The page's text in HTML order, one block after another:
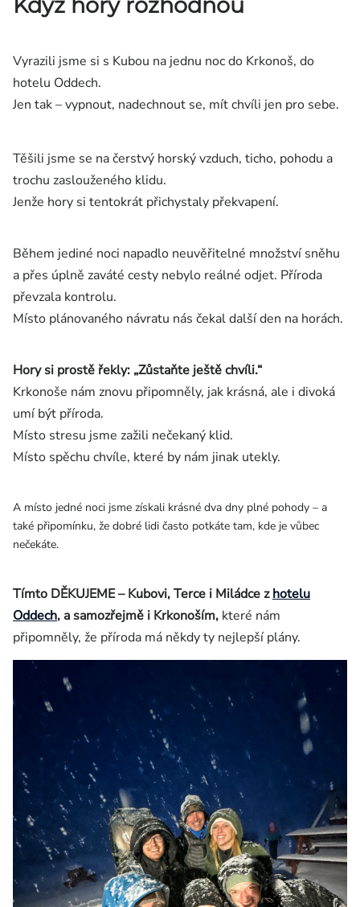
Přihlášení
Vyrazili jsme si s Kubou na jednu noc do Krkonoš, do
hotelu Oddech.
Jen tak – vypnout, nadechnout se, mít chvíli jen pro sebe.
Těšili jsme se na čerstvý horský vzduch, ticho, pohodu a
trochu zaslouženého klidu.
Jenže hory si tentokrát přichystaly překvapení.
Během jediné noci napadlo neuvěřitelné množství sněhu
a přes úplně zaváté cesty nebylo reálné odjet. Příroda
převzala kontrolu.
Místo plánovaného návratu nás čekal další den na horách.
Hory si prostě řekly: „Zůstaňte ještě chvíli.“
Krkonoše nám znovu připomněly, jak krásná, ale i divoká
umí být příroda.
Místo stresu jsme zažili nečekaný klid.
Místo spěchu chvíle, které by nám jinak utekly.
A místo jedné noci jsme získali krásné dva dny plné pohody – a
také připomínku, že dobré lidi často potkáte tam, kde je vůbec
nečekáte.
Tímto DĚKUJEME – Kubovi, Terce i Miládce zhotelu
Oddech, a samozřejmě i Krkonoším, které nám
připomněly, že příroda má někdy ty nejlepší plány.